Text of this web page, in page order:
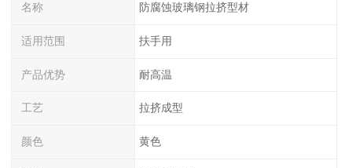
名称 防腐蚀玻璃钢拉挤型材
适用范围 扶手用
产品优势 耐高温
工艺 拉挤成型
颜色 黄色